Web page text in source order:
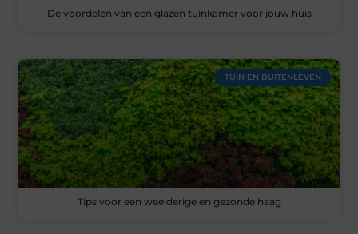
De voordelen van een glazen tuinkamer voor jouw huis
TUIN EN BUITENLEVEN
Tips voor een weelderige en gezonde haag